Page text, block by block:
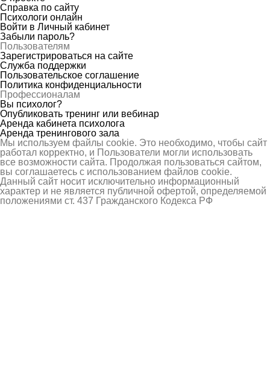
Справка по сайту
Психологи онлайн
Войти в Личный кабинет
Забыли пароль?
Пользователям
Зарегистрироваться на сайте
Служба поддержки
Пользовательское соглашение
Политика конфиденциальности
Профессионалам
Вы психолог?
Опубликовать тренинг или вебинар
Аренда кабинета психолога
Аренда тренингового зала
Мы используем файлы cookie. Это необходимо, чтобы сайт
работал корректно, и Пользователи могли использовать
все возможности сайта. Продолжая пользоваться сайтом,
вы соглашаетесь с использованием файлов cookie.
Данный сайт носит исключительно информационный
характер и не является публичной офертой, определяемой
положениями ст. 437 Гражданского Кодекса РФ